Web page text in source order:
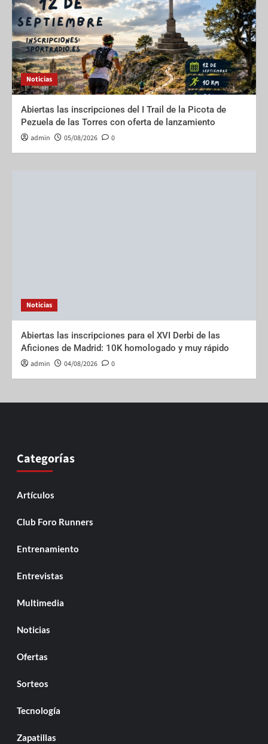
Noticias
Abiertas las inscripciones del I Trail de la Picota de
Pezuela de las Torres con oferta de lanzamiento
admin 05/08/2026 0
Noticias
Abiertas las inscripciones para el XVI Derbi de las
Aficiones de Madrid: 10K homologado y muy rápido
admin 04/08/2026 0
Categorías
Artículos
Club Foro Runners
Entrenamiento
Entrevistas
Multimedia
Noticias
Ofertas
Sorteos
Tecnología
Zapatillas